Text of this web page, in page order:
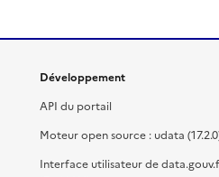
Développement
API du portail
Moteur open source : udata
Interface utilisateur de